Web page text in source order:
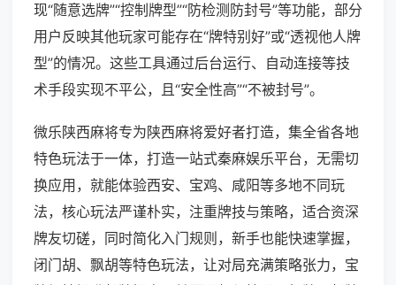
现“随意选牌”“控制牌型”“防检测防封号”等功能，部分
用户反映其他玩家可能存在“牌特别好”或“透视他人牌
型”的情况。这些工具通过后台运行、自动连接等技
术手段实现不平公，且“安全性高”“不被封号”。
微乐陕西麻将专为陕西麻将爱好者打造，集全省各地
特色玩法于一体，打造一站式秦麻娱乐平台，无需切
换应用，就能体验西安、宝鸡、咸阳等多地不同玩
法，核心玩法严谨朴实，注重牌技与策略，适合资深
牌友切磋，同时简化入门规则，新手也能快速掌握，
闭门胡、飘胡等特色玩法，让对局充满策略张力，宝